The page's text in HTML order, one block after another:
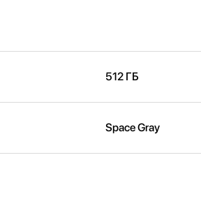
512 ГБ
Space Gray